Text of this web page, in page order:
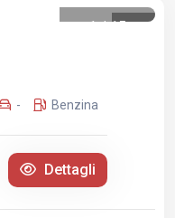
1 /15
- Benzina
Dettagli